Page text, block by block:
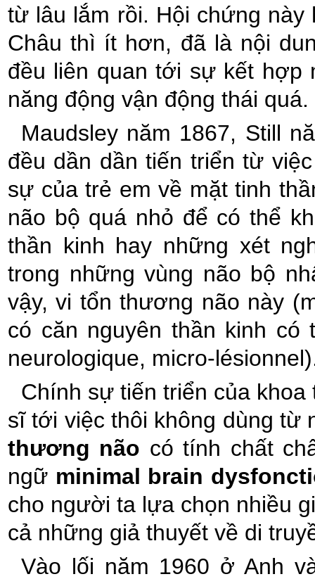
từ lâu lắm rồi. Hội chứng
Châu thì ít hơn, đã là nội
đều liên quan tới sự kết hợp
năng động vận động thái quá.
Maudsley năm 1867, Still
đều dần dần tiến triển từ
sự của trẻ em về mặt tinh
não bộ quá nhỏ để có thể
thần kinh hay những xét
trong những vùng não bộ
vậy, vi tổn thương não này
có căn nguyên thần kinh
neurologique, micro-
Chính sự tiến triển của
sĩ tới việc thôi không dùng từ
thương não có tính chất
ngữ minimal brain
cho người ta lựa chọn nhiều
cả những giả thuyết về di
Vào lối năm 1960 ở Anh